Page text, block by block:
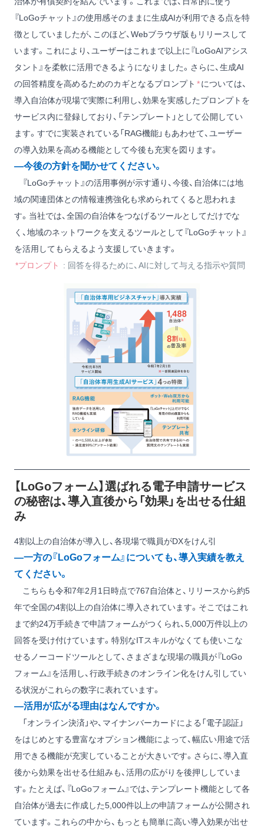
『LoGoチャット』の使用感そのままに生成AIが利用できる点を特
徴としていましたが、このほど、Webブラウザ版もリリースして
います。これにより、ユーザーはこれまで以上に『LoGoAIアシス
タント』を柔軟に活用できるようになりました。さらに、生成AI
の回答精度を高めるためのカギとなるプロンプト *については、
導入自治体が現場で実際に利用し、効果を実感したプロンプトを
サービス内に登録しており、「テンプレート」として公開してい
ます。すでに実装されている「RAG機能」もあわせて、ユーザー
の導入効果を高める機能として今後も充実を図ります。
―今後の方針を聞かせてください。
『LoGoチャット』の活用事例が示す通り、今後、自治体には地
域の関連団体との情報連携強化も求められてくると思われま
す。当社では、全国の自治体をつなげるツールとしてだけでな
く、地域のネットワークを支えるツールとして『LoGoチャット』
を活用してもらえるよう支援していきます。
*プロンプト
: 回答を得るために、AIに対して与える指示や質問
【LoGoフォーム】選ばれる電子申請サービス
の秘密は、導入直後から「効果」を出せる仕組
み
4割以上の自治体が導入し、各現場で職員がDXをけん引
―一方の『LoGoフォーム』についても、導入実績を教え
てください。
こちらも令和7年2月1日時点で767自治体と、リリースから約5
年で全国の4割以上の自治体に導入されています。そこではこれ
まで約24万手続きで申請フォームがつくられ、5,000万件以上の
回答を受け付けています。特別なITスキルがなくても使いこな
せるノーコードツールとして、さまざまな現場の職員が『LoGo
フォーム』を活用し、行政手続きのオンライン化をけん引してい
る状況がこれらの数字に表れています。
―活用が広がる理由はなんですか。
「オンライン決済」や、マイナンバーカードによる「電子認証」
をはじめとする豊富なオプション機能によって、幅広い用途で活
用できる機能が充実していることが大きいです。さらに、導入直
後から効果を出せる仕組みも、活用の広がりを後押ししていま
す。たとえば、『LoGoフォーム』では、テンプレート機能として各
自治体が過去に作成した5,000件以上の申請フォームが公開され
ています。これらの中から、もっとも簡単に高い導入効果が出せ